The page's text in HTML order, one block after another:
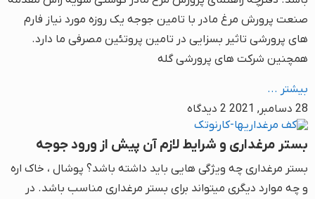
صنعت پرورش مرغ مادر با تامین جوجه یک روزه مورد نیاز فارم
های پرورشی تاثیر بسزایی در تامین پروتئین مصرفی ما دارد.
همچنین شرکت های پرورشی گله
بیشتر ...
28 دسامبر, 2021
2 دیدگاه
بستر مرغداری و شرایط لازم آن پیش از ورود جوجه
بستر مرغداری چه ویژگی هایی باید داشته باشد؟ پوشال ، خاک اره
و چه موارد دیگری میتواند برای بستر مرغداری مناسب باشد. در